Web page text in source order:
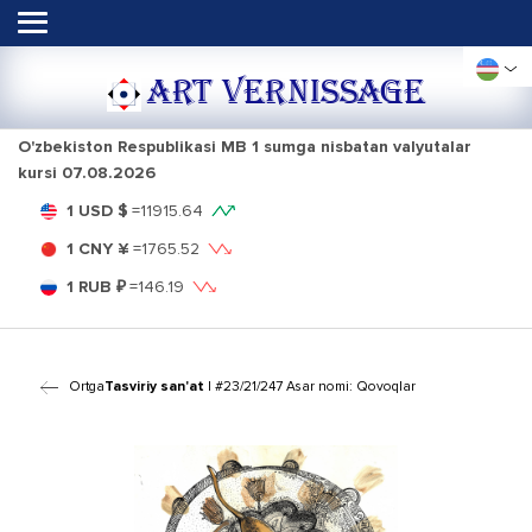
ART VERNISSAGE
O'zbekiston Respublikasi MB 1 sumga nisbatan valyutalar
kursi 07.08.2026
1 USD $ =11915.64
1 CNY ¥ =1765.52
1 RUB ₽=146.19
OrtgaTasviriy san'at | #23/21/247 Asar nomi: Qovoqlar